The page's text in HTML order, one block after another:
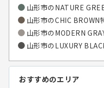
山形市のNATURE
山形市のCHIC BROWN
山形市のMODERN
山形市のLUXURY
おすすめのエリア